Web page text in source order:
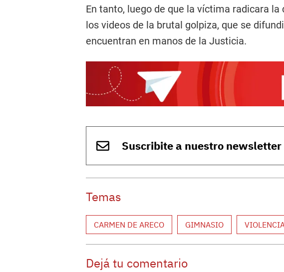
En tanto, luego de que la víctima radicara
los videos de la brutal golpiza, que se
encuentran en manos de la Justicia.
Suscribite a nuestro newsletter
Temas
CARMEN DE ARECO GIMNASIO
Dejá tu comentario